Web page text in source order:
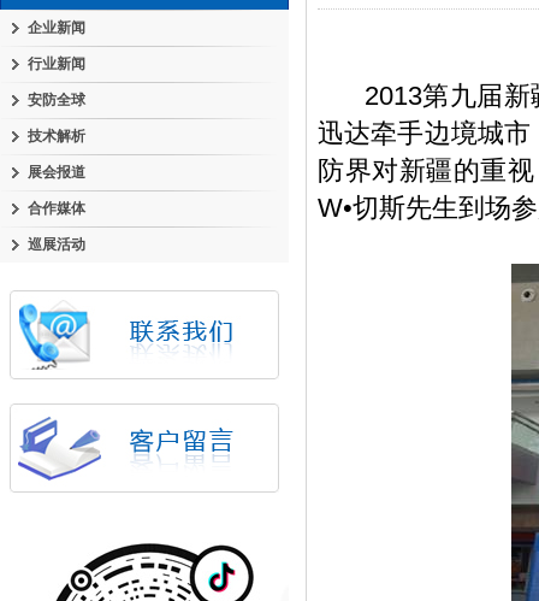
企业新闻
行业新闻
安防全球
技术解析
展会报道
合作媒体
巡展活动
2013第九届新
迅达牵手边境城
防界对新疆的重
W•切斯先生到场